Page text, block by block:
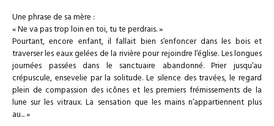
Une phrase de sa mère :
« Ne va pas trop loin en toi, tu te perdrais. »
Pourtant, encore enfant, il fallait bien s’enfoncer dans les bois et
traverser les eaux gelées de la rivière pour rejoindre l’église. Les longues
journées passées dans le sanctuaire abandonné. Prier jusqu’au
crépuscule, ensevelie par la solitude. Le silence des travées, le regard
plein de compassion des icônes et les premiers frémissements de la
lune sur les vitraux. La sensation que les mains n’appartiennent plus
au... »